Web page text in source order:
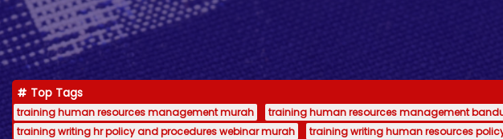
Top Tags
training human resources management murah
training human resources management
training writing hr policy and procedures webinar murah
training writing human resources